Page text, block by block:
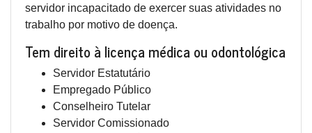
servidor incapacitado de exercer suas atividades no
trabalho por motivo de doença.
Tem direito à licença médica ou odontológica
Servidor Estatutário
Empregado Público
Conselheiro Tutelar
Servidor Comissionado